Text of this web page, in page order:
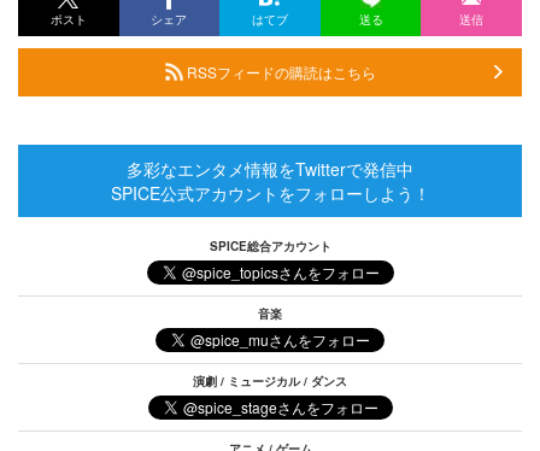
ポスト シェア はてブ 送る 送信
RSSフィードの購読はこちら
多彩なエンタメ情報をTwitterで発信中
SPICE公式アカウントをフォローしよう！
SPICE総合アカウント
音楽
演劇 / ミュージカル / ダンス